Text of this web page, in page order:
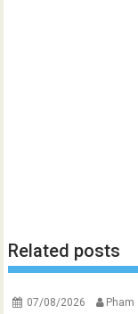
Related posts
07/08/2026 Pham